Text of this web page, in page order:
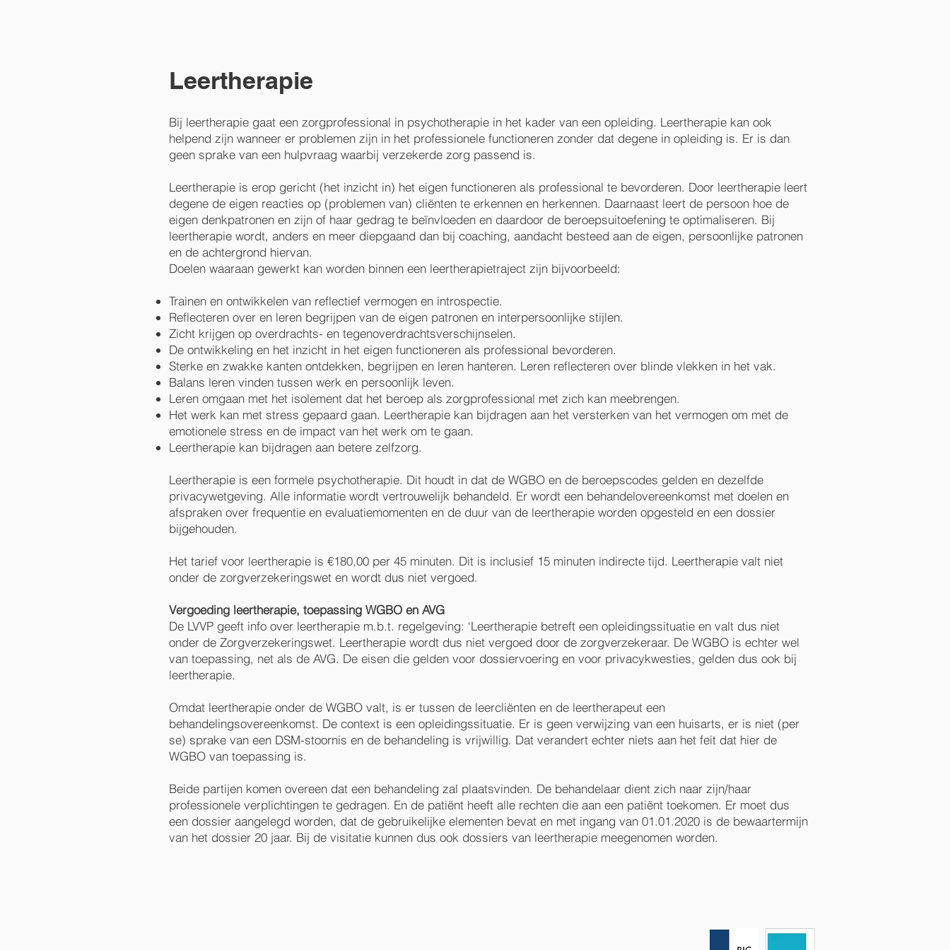
Leertherapie
Bij leertherapie gaat een zorgprofessional in psychotherapie in het kader van een opleiding. Leertherapie kan ook
helpend zijn wanneer er problemen zijn in het professionele functioneren zonder dat degene in opleiding is. Er is dan
geen sprake van een hulpvraag waarbij verzekerde zorg passend is.
Leertherapie is erop gericht (het inzicht in) het eigen functioneren als professional te bevorderen. Door leertherapie leert
degene de eigen reacties op (problemen van) cliënten te erkennen en herkennen. Daarnaast leert de persoon hoe de
eigen denkpatronen en zijn of haar gedrag te beïnvloeden en daardoor de beroepsuitoefening te optimaliseren. Bij
leertherapie wordt, anders en meer diepgaand dan bij coaching, aandacht besteed aan de eigen, persoonlijke patronen
en de achtergrond hiervan.
Doelen waaraan gewerkt kan worden binnen een leertherapietraject zijn bijvoorbeeld:
Trainen en ontwikkelen van reflectief vermogen en introspectie.
Reflecteren over en leren begrijpen van de eigen patronen en interpersoonlijke stijlen.
Zicht krijgen op overdrachts- en tegenoverdrachtsverschijnselen.
De ontwikkeling en het inzicht in het eigen functioneren als professional bevorderen.
Sterke en zwakke kanten ontdekken, begrijpen en leren hanteren. Leren reflecteren over blinde vlekken in het vak.
Balans leren vinden tussen werk en persoonlijk leven.
Leren omgaan met het isolement dat het beroep als zorgprofessional met zich kan meebrengen.
Het werk kan met stress gepaard gaan. Leertherapie kan bijdragen aan het versterken van het vermogen om met de
emotionele stress en de impact van het werk om te gaan.
Leertherapie kan bijdragen aan betere zelfzorg.
Leertherapie is een formele psychotherapie. Dit houdt in dat de WGBO en de beroepscodes gelden en dezelfde
privacywetgeving. Alle informatie wordt vertrouwelijk behandeld. Er wordt een behandelovereenkomst met doelen en
afspraken over frequentie en evaluatiemomenten en de duur van de leertherapie worden opgesteld en een dossier
bijgehouden.
Het tarief voor leertherapie is €180,00 per 45 minuten. Dit is inclusief 15 minuten indirecte tijd. Leertherapie valt niet
onder de zorgverzekeringswet en wordt dus niet vergoed.
Vergoeding leertherapie, toepassing WGBO en AVG
De LVVP geeft info over leertherapie m.b.t. regelgeving: ‘Leertherapie betreft een opleidingssituatie en valt dus niet
onder de Zorgverzekeringswet. Leertherapie wordt dus niet vergoed door de zorgverzekeraar. De WGBO is echter wel
van toepassing, net als de AVG. De eisen die gelden voor dossiervoering en voor privacykwesties, gelden dus ook bij
leertherapie.
Omdat leertherapie onder de WGBO valt, is er tussen de leercliënten en de leertherapeut een
behandelingsovereenkomst. De context is een opleidingssituatie. Er is geen verwijzing van een huisarts, er is niet (per
se) sprake van een DSM-stoornis en de behandeling is vrijwillig. Dat verandert echter niets aan het feit dat hier de
WGBO van toepassing is.
Beide partijen komen overeen dat een behandeling zal plaatsvinden. De behandelaar dient zich naar zijn/haar
professionele verplichtingen te gedragen. En de patiënt heeft alle rechten die aan een patiënt toekomen. Er moet dus
een dossier aangelegd worden, dat de gebruikelijke elementen bevat en met ingang van 01.01.2020 is de bewaartermijn
van het dossier 20 jaar. Bij de visitatie kunnen dus ook dossiers van leertherapie meegenomen worden.